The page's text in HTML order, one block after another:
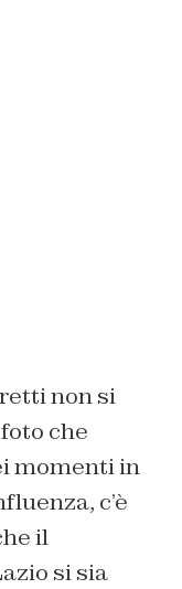
non si
che
momenti in
c’è
il
si sia